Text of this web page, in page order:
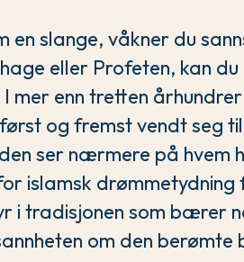
en slange, våkner du
eller Profeten, kan
mer enn tretten
og fremst vendt seg
ser nærmere på hvem
islamsk
i tradisjonen som bærer
om den berømte